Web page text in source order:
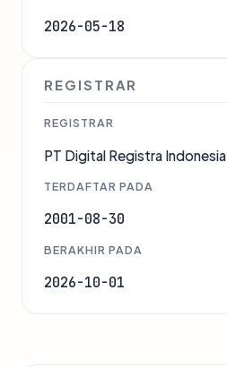
2026-05-18
REGISTRAR
REGISTRAR
PT Digital Registra Indonesia
TERDAFTAR PADA
2001-08-30
BERAKHIR PADA
2026-10-01